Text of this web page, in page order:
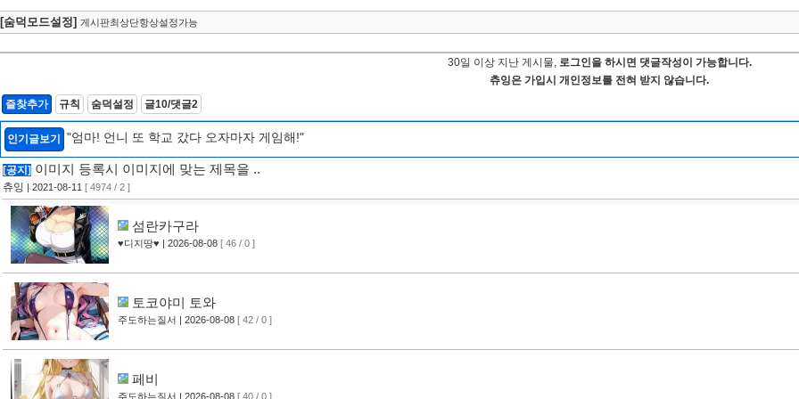
[숨덕모드설정] 게시판최상단항상설정가능
30일 이상 지난 게시물, 로그인을 하시면 댓글작성이 가능합니다.
츄잉은 가입시 개인정보를 전혀 받지 않습니다.
즐찾추가
규칙 숨덕설정 글10/댓글2
인기글보기 "엄마! 언니 또 학교 갔다 오자마자 게임해!"
[공지] 이미지 등록시 이미지에 맞는 제목을 ..
츄잉 | 2021-08-11 [ 4974 / 2 ]
섬란카구라
♥디지땅♥ | 2026-08-08 [ 46 / 0 ]
토코야미 토와
주도하는질서 | 2026-08-08 [ 42 / 0 ]
페비
주도하는질서 | 2026-08-08 [ 40 / 0 ]